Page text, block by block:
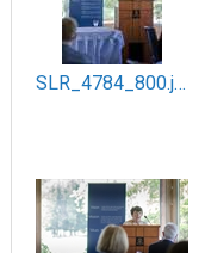
SLR_4784_800.jpg